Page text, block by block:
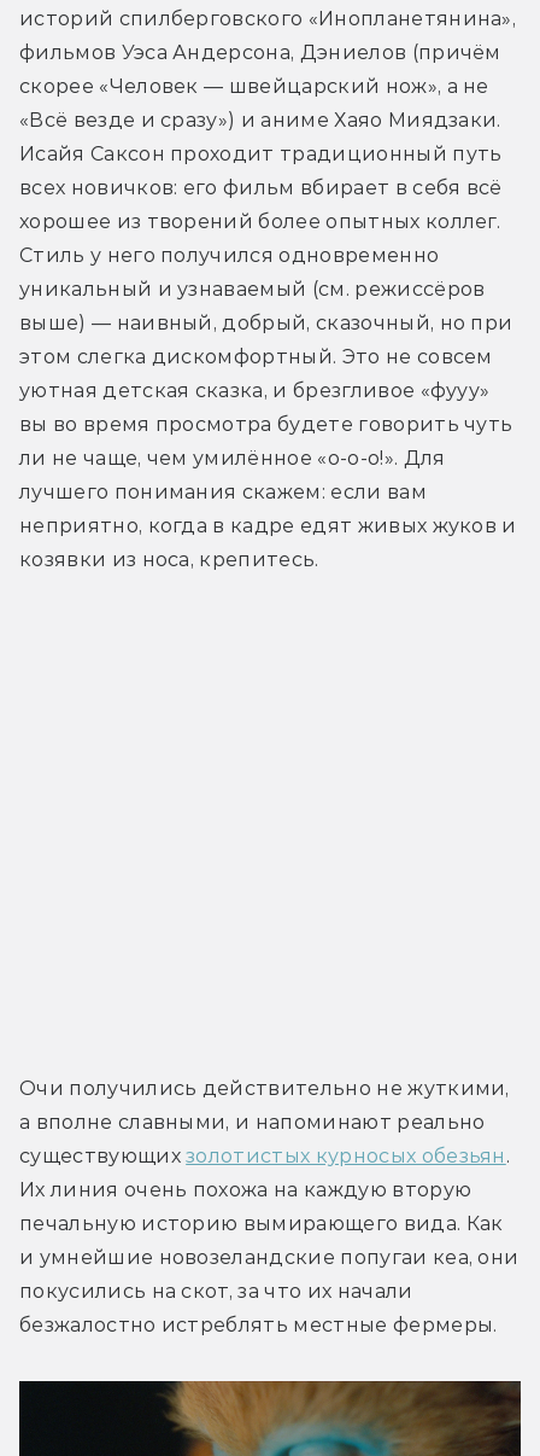
историй спилберговского «Инопланетянина»,
фильмов Уэса Андерсона, Дэниелов (причём
скорее «Человек — швейцарский нож», а не
«Всё везде и сразу») и аниме Хаяо Миядзаки.
Исайя Саксон проходит традиционный путь
всех новичков: его фильм вбирает в себя всё
хорошее из творений более опытных коллег.
Стиль у него получился одновременно
уникальный и узнаваемый (см. режиссёров
выше) — наивный, добрый, сказочный, но при
этом слегка дискомфортный. Это не совсем
уютная детская сказка, и брезгливое «фууу»
вы во время просмотра будете говорить чуть
ли не чаще, чем умилённое «о-о-о!». Для
лучшего понимания скажем: если вам
неприятно, когда в кадре едят живых жуков и
козявки из носа, крепитесь.
Очи получились действительно не жуткими,
а вполне славными, и напоминают реально
существующих золотистых курносых обезьян .
Их линия очень похожа на каждую вторую
печальную историю вымирающего вида. Как
и умнейшие новозеландские попугаи кеа, они
покусились на скот, за что их начали
безжалостно истреблять местные фермеры.